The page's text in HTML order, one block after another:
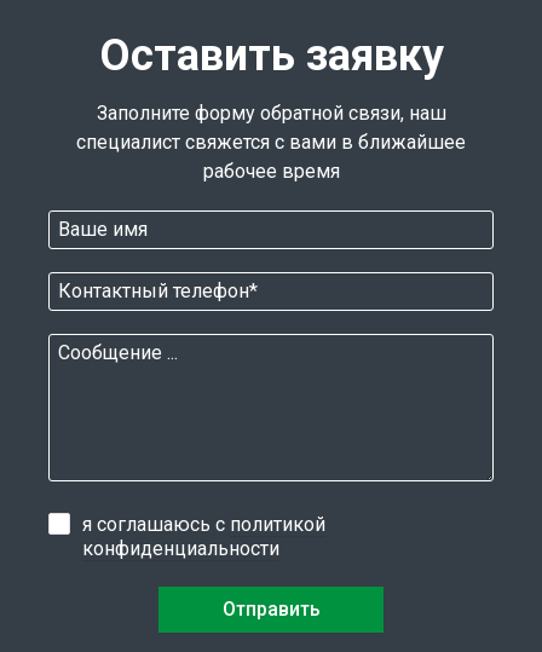
Оставить заявку
Заполните форму обратной связи, наш
специалист свяжется с вами в ближайшее
рабочее время
я соглашаюсь с политикой
конфиденциальности